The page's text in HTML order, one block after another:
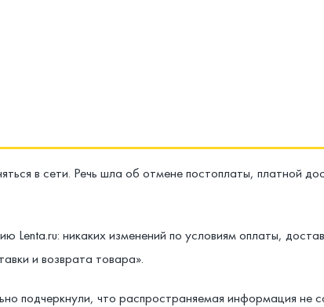
в сети. Речь шла об отмене постоплаты, платной
никаких изменений по условиям оплаты,
и возврата товара».
подчеркнули, что распространяемая информация не